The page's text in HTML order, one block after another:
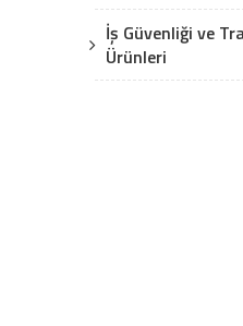
İş Güvenliği ve
Ürünleri